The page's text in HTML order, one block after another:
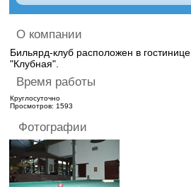
О компании
Бильярд-клуб расположен в гостинице
"Клубная".
Время работы
Круглосуточно
Просмотров: 1593
Фотографии